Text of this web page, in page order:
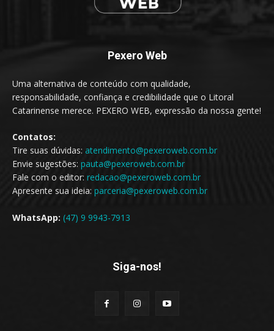
Pexero Web
Uma alternativa de conteúdo com qualidade,
responsabilidade, confiança e credibilidade que o Litoral
Catarinense merece. PEXERO WEB, expressão da nossa gente!
Contatos:
Tire suas dúvidas: atendimento@pexeroweb.com.br
Envie sugestões: pauta@pexeroweb.com.br
Fale com o editor: redacao@pexeroweb.com.br
Apresente sua ideia: parceria@pexeroweb.com.br
WhatsApp: (47) 9 9943-7913
Siga-nos!